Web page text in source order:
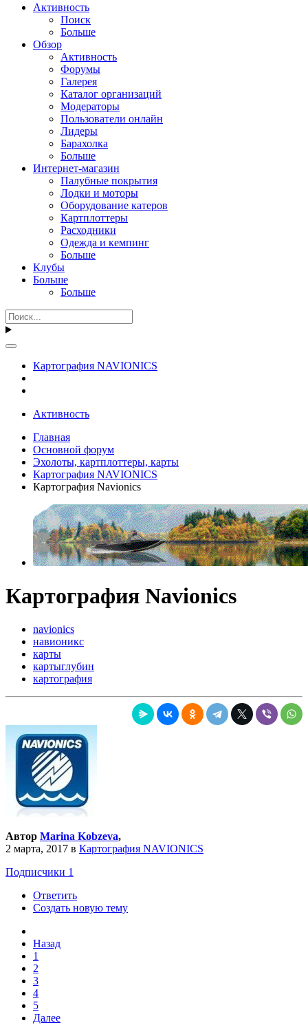
Активность
Поиск
Больше
Обзор
Активность
Форумы
Галерея
Каталог организаций
Модераторы
Пользователи онлайн
Лидеры
Барахолка
Больше
Интернет-магазин
Палубные покрытия
Лодки и моторы
Оборудование катеров
Картплоттеры
Расходники
Одежда и кемпинг
Больше
Клубы
Больше
Больше
Картография NAVIONICS
Активность
Главная
Основной форум
Эхолоты, картплоттеры, карты
Картография NAVIONICS
Картография Navionics
Картография Navionics
navionics
навионикс
карты
картыглубин
картография
Автор Marina Kobzeva,
2 марта, 2017 в Картография NAVIONICS
Подписчики 1
Ответить
Создать новую тему
Назад
1
2
3
4
5
Далее